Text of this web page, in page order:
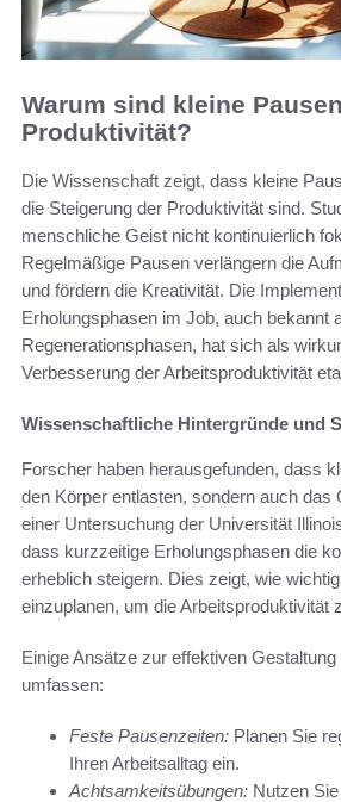
Warum sind kleine
Produktivität?
Die Wissenschaft zeigt, dass kleine
die Steigerung der Produktivität sind.
menschliche Geist nicht kontinuierlich
Regelmäßige Pausen verlängern die
und fördern die Kreativität. Die
Erholungsphasen im Job, auch bekannt
Regenerationsphasen, hat sich als
Verbesserung der Arbeitsproduktivität
Wissenschaftliche Hintergründe und
Forscher haben herausgefunden, dass
den Körper entlasten, sondern auch das
einer Untersuchung der Universität
dass kurzzeitige Erholungsphasen die
erheblich steigern. Dies zeigt, wie
einzuplanen, um die Arbeitsproduktivität
Einige Ansätze zur effektiven
umfassen:
Feste Pausenzeiten: Planen Sie
Ihren Arbeitsalltag ein.
Achtsamkeitsübungen: Nutzen